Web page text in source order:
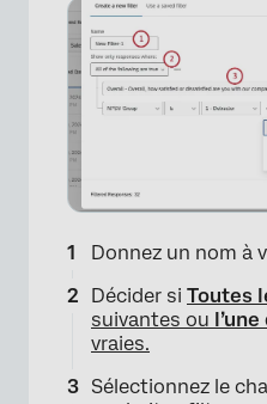
Donnez un nom à
Décider si Toutes
suivantes ou l’une
vraies.
Sélectionnez le